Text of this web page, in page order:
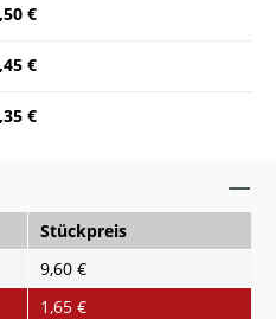
€
€
€
Stückpreis
9,60 €
1,65 €